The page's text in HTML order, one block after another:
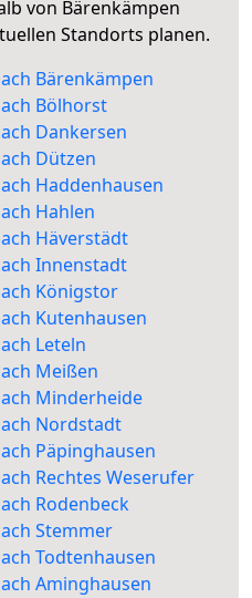
von Bärenkämpen
Standorts planen.
Bärenkämpen
Bölhorst
Dankersen
Dützen
Haddenhausen
Hahlen
Häverstädt
Innenstadt
Königstor
Kutenhausen
Leteln
Meißen
Minderheide
Nordstadt
Päpinghausen
Rechtes Weserufer
Rodenbeck
Stemmer
Todtenhausen
Aminghausen